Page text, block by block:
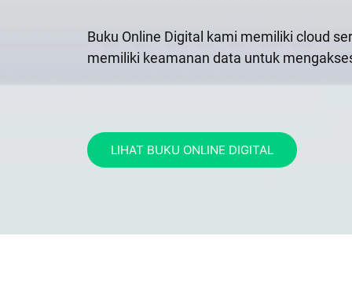
Buku Online Digital kami memiliki cloud
memiliki keamanan data untuk
LIHAT BUKU ONLINE DIGITAL